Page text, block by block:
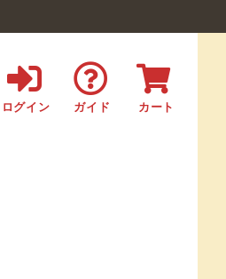
ログイン ガイド カート